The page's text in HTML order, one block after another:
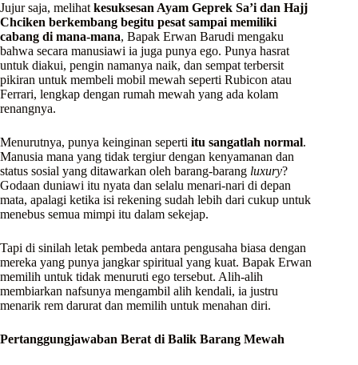
Jujur saja, melihat kesuksesan Ayam Geprek Sa’i dan Hajj
Chciken berkembang begitu pesat sampai memiliki
cabang di mana-mana, Bapak Erwan Barudi mengaku
bahwa secara manusiawi ia juga punya ego. Punya hasrat
untuk diakui, pengin namanya naik, dan sempat terbersit
pikiran untuk membeli mobil mewah seperti Rubicon atau
Ferrari, lengkap dengan rumah mewah yang ada kolam
renangnya.
Menurutnya, punya keinginan seperti itu sangatlah normal.
Manusia mana yang tidak tergiur dengan kenyamanan dan
status sosial yang ditawarkan oleh barang-barang luxury?
Godaan duniawi itu nyata dan selalu menari-nari di depan
mata, apalagi ketika isi rekening sudah lebih dari cukup untuk
menebus semua mimpi itu dalam sekejap.
Tapi di sinilah letak pembeda antara pengusaha biasa dengan
mereka yang punya jangkar spiritual yang kuat. Bapak Erwan
memilih untuk tidak menuruti ego tersebut. Alih-alih
membiarkan nafsunya mengambil alih kendali, ia justru
menarik rem darurat dan memilih untuk menahan diri.
Pertanggungjawaban Berat di Balik Barang Mewah